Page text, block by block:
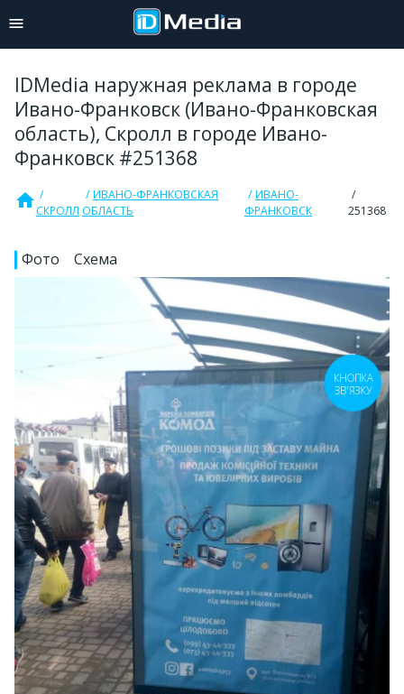
IDMedia наружная реклама в городе
Ивано-Франковск (Ивано-Франковская
область), Скролл в городе Ивано-
Франковск #251368
homeСКРОЛЛ
ИВАНО-ФРАНКОВСКАЯ
ОБЛАСТЬ
ИВАНО-
ФРАНКОВСК
251368
Фото Схема
КНОПКА
ЗВ'ЯЗКУ